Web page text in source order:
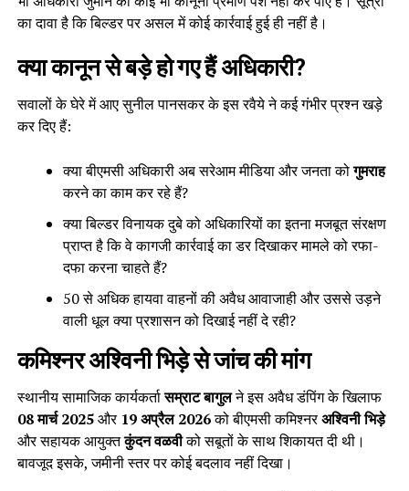
का दावा है कि बिल्डर पर असल में कोई कार्रवाई हुई ही नहीं है।
क्या कानून से बड़े हो गए हैं अधिकारी?
सवालों के घेरे में आए सुनील पानसकर के इस रवैये ने कई गंभीर प्रश्न खड़े
कर दिए हैं:
क्या बीएमसी अधिकारी अब सरेआम मीडिया और जनता कोगुमराह
करने का काम कर रहे हैं?
क्या बिल्डर विनायक दुबे को अधिकारियों का इतना मजबूत संरक्षण
प्राप्त है कि वे कागजी कार्रवाई का डर दिखाकर मामले को रफा-
दफा करना चाहते हैं?
50 से अधिक हायवा वाहनों की अवैध आवाजाही और उससे उड़ने
वाली धूल क्या प्रशासन को दिखाई नहीं दे रही?
कमिश्नर अश्विनी भिड़े से जांच की मांग
स्थानीय सामाजिक कार्यकर्तासम्राट बागुलने इस अवैध डंपिंग के खिलाफ
08 मार्च 2025और 19 अप्रैल 2026को बीएमसी कमिश्नरअश्विनी भिड़े
और सहायक आयुक्तकुंदन वळवीको सबूतों के साथ शिकायत दी थी।
बावजूद इसके, जमीनी स्तर पर कोई बदलाव नहीं दिखा।